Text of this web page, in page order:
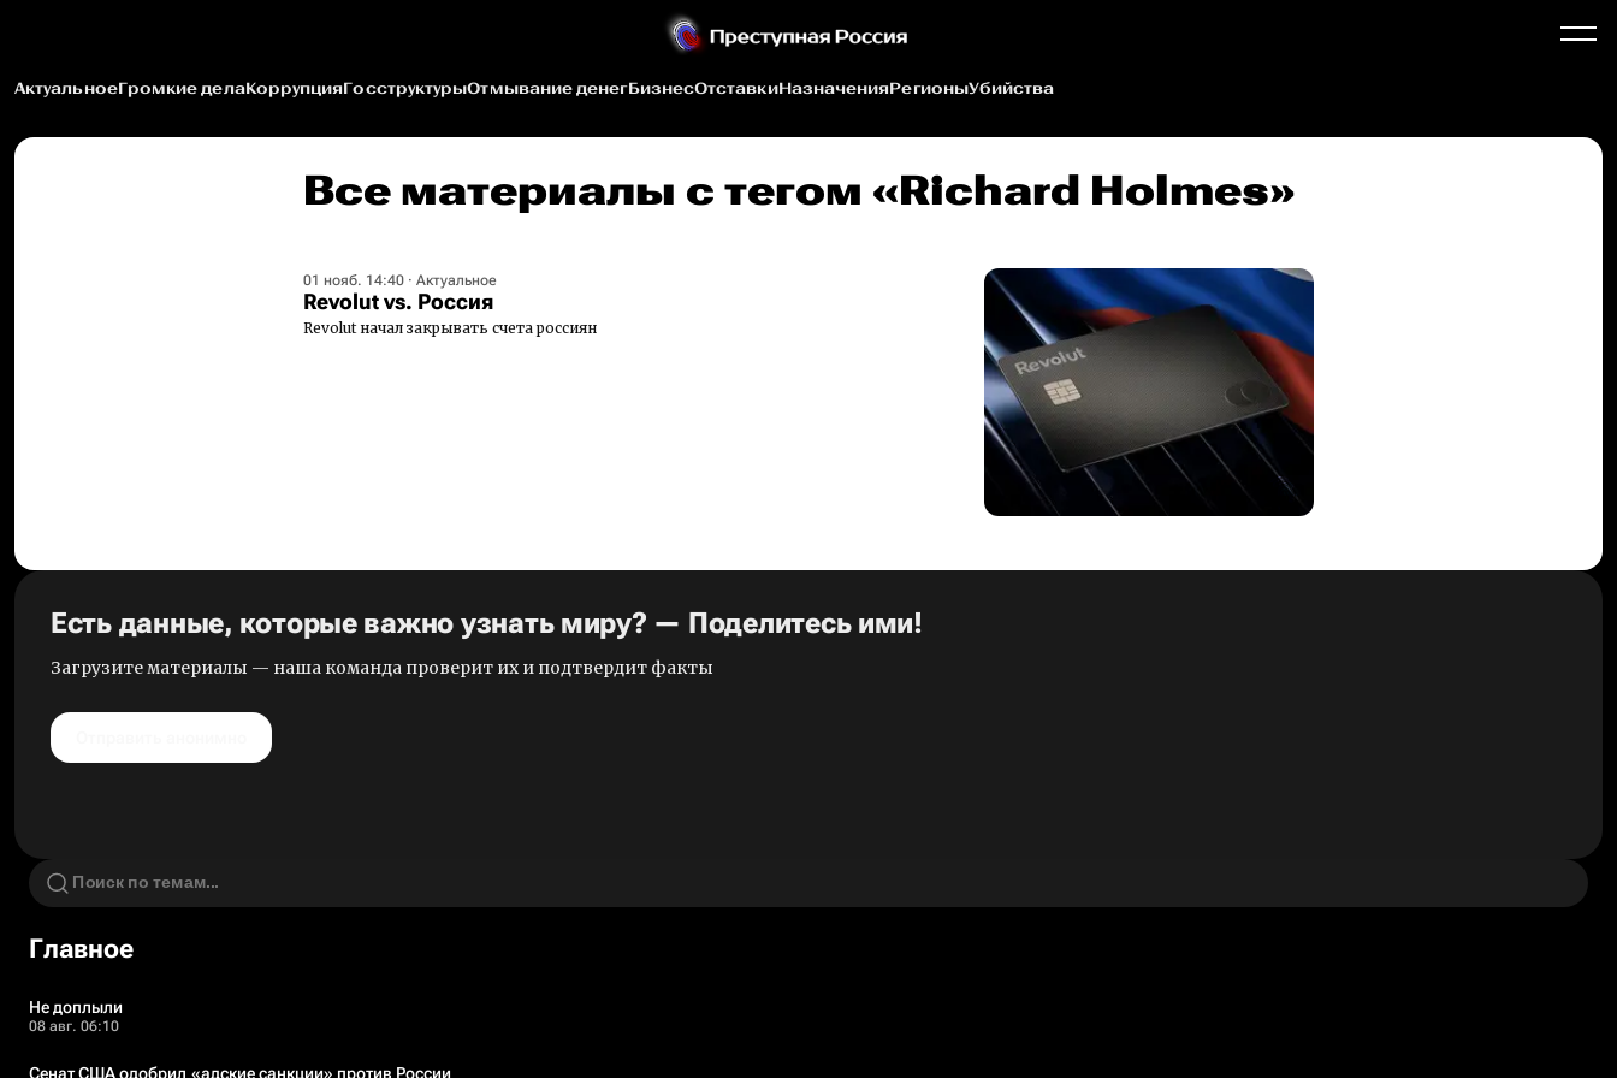
АктуальноеГромкие делаКоррупцияГосструктурыОтмывание денегБизнесОтставкиНазначенияРегионыУбийства
Все материалы c тегом «Richard Holmes»
01 нояб. 14:40 · Актуальное
Revolut vs. Россия
Revolut начал закрывать счета россиян
Есть данные, которые важно узнать миру? — Поделитесь ими!
Загрузите материалы — наша команда проверит их и подтвердит факты
Главное
Не доплыли
08 авг. 06:10
Сенат США одобрил «адские санкции» против России